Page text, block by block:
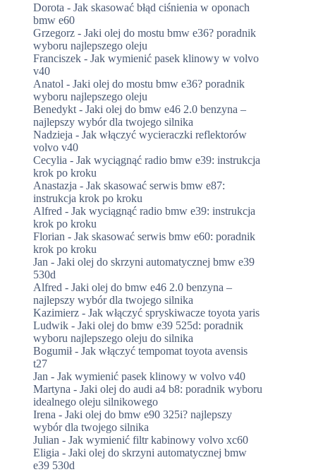
Dorota -Jak skasować błąd ciśnienia w oponach
bmw e60
Grzegorz -Jaki olej do mostu bmw e36? poradnik
wyboru najlepszego oleju
Franciszek -Jak wymienić pasek klinowy w volvo
v40
Anatol -Jaki olej do mostu bmw e36? poradnik
wyboru najlepszego oleju
Benedykt -Jaki olej do bmw e46 2.0 benzyna –
najlepszy wybór dla twojego silnika
Nadzieja -Jak włączyć wycieraczki reflektorów
volvo v40
Cecylia -Jak wyciągnąć radio bmw e39: instrukcja
krok po kroku
Anastazja -Jak skasować serwis bmw e87:
instrukcja krok po kroku
Alfred -Jak wyciągnąć radio bmw e39: instrukcja
krok po kroku
Florian -Jak skasować serwis bmw e60: poradnik
krok po kroku
Jan -Jaki olej do skrzyni automatycznej bmw e39
530d
Alfred -Jaki olej do bmw e46 2.0 benzyna –
najlepszy wybór dla twojego silnika
Kazimierz -Jak włączyć spryskiwacze toyota yaris
Ludwik -Jaki olej do bmw e39 525d: poradnik
wyboru najlepszego oleju do silnika
Bogumił-Jak włączyć tempomat toyota avensis
t27
Jan -Jak wymienić pasek klinowy w volvo v40
Martyna -Jaki olej do audi a4 b8: poradnik wyboru
idealnego oleju silnikowego
Irena -Jaki olej do bmw e90 325i? najlepszy
wybór dla twojego silnika
Julian -Jak wymienić filtr kabinowy volvo xc60
Eligia -Jaki olej do skrzyni automatycznej bmw
e39 530d